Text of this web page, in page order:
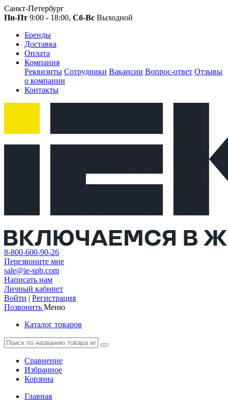
Санкт-Петербург
Пн-Пт 9:00 - 18:00, Сб-Вс Выходной
Бренды
Доставка
Оплата
Компания
Реквизиты Сотрудники Вакансии Вопрос-ответ Отзывы
о компании
Контакты
8-800-600-90-26
Перезвоните мне
sale@ie-spb.com
Написать нам
Личный кабинет
Войти | Регистрация
Позвонить Меню
Каталог товаров
Сравнение
Избранное
Корзина
Главная